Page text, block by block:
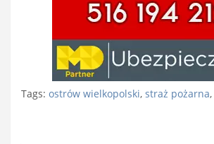
Tags: ostrów wielkopolski, straż pożarna,